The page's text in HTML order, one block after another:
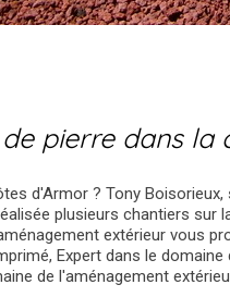
pierre dans la
d'Armor ? Tony
plusieurs chantiers sur
extérieur vous
Expert dans le
de l'aménagement